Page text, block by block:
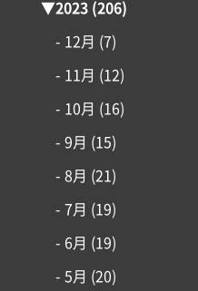
▼2023(206)
- 12月 (7)
- 11月 (12)
- 10月 (16)
- 9月 (15)
- 8月 (21)
- 7月 (19)
- 6月 (19)
- 5月 (20)